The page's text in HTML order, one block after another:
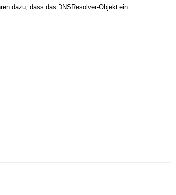
dazu, dass das DNSResolver-Objekt ein